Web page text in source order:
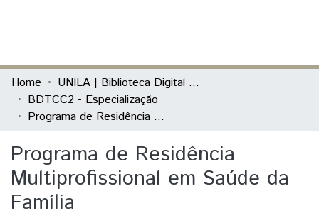
Communities & Collections
All of DSpace
Home
UNILA | Biblioteca Digital de Trabalhos de Conclusão de Curso
BDTCC2 - Especialização
Programa de Residência Multiprofissional em Saúde da Família
Programa de Residência
Multiprofissional em Saúde da
Família